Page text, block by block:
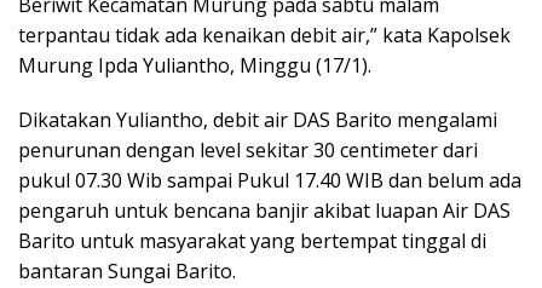
terpantau tidak ada kenaikan debit air,” kata Kapolsek
Murung Ipda Yuliantho, Minggu (17/1).
Dikatakan Yuliantho, debit air DAS Barito mengalami
penurunan dengan level sekitar 30 centimeter dari
pukul 07.30 Wib sampai Pukul 17.40 WIB dan belum ada
pengaruh untuk bencana banjir akibat luapan Air DAS
Barito untuk masyarakat yang bertempat tinggal di
bantaran Sungai Barito.